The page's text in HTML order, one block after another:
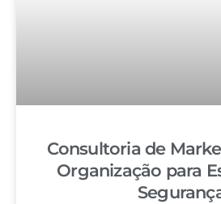
Consultoria de
Organização para